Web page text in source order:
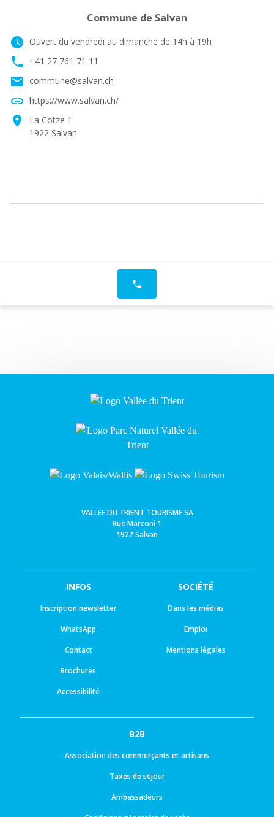
Commune de Salvan
watch_later Ouvert du vendredi au dimanche de 14h à 19h
phone +41 27 761 71 11
email commune@salvan.ch
link https://www.salvan.ch/
location_on
La Cotze 1
1922 Salvan
phone
VALLEE DU TRIENT TOURISME SA
Rue Marconi 1
1922 Salvan
INFOS
Inscription newsletter
WhatsApp
Contact
Brochures
Accessibilité
SOCIÉTÉ
Dans les médias
Emploi
Mentions légales
B2B
Association des commerçants et artisans
Taxes de séjour
Ambassadeurs